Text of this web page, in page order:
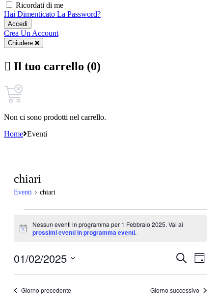
Ricordati di me
Hai Dimenticato La Password?
Accedi
Crea Un Account
Chiudere
Il tuo carrello (0)
Non ci sono prodotti nel carrello.
Home Eventi
chiari
Eventi chiari
for
Febbraio
Notice
Nessun eventi in programma per 1 Febbraio 2025. Vai ai
prossimi eventi in programma eventi.
Eventi
viste
Cerca
Viste
Giorno
01/02/2025
data.Giorno precedente Giorno successivo